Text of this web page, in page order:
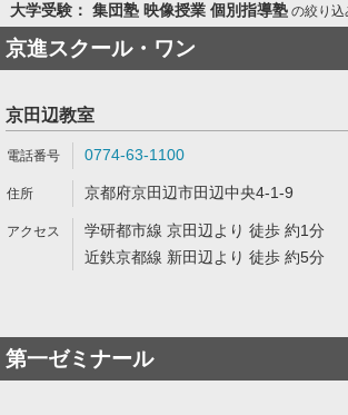
大学受験： 集団塾 映像授業 個別指導塾の絞り込
京進スクール・ワン
京田辺教室
0774-63-1100
京都府京田辺市田辺中央4-1-9
学研都市線 京田辺より 徒歩 約1分
近鉄京都線 新田辺より 徒歩 約5分
第一ゼミナール